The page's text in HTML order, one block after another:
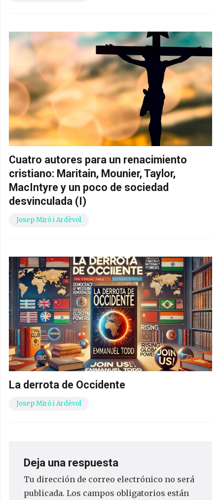
Cuatro autores para un renacimiento
cristiano: Maritain, Mounier, Taylor,
MacIntyre y un poco de sociedad
desvinculada (I)
Josep Miró i Ardèvol
La derrota de Occidente
Josep Miró i Ardèvol
Deja una respuesta
Tu dirección de correo electrónico no será
publicada. Los campos obligatorios están